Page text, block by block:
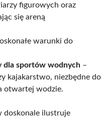
figurowych oraz
się areną
warunki do
dla sportów wodnych –
kajakarstwo, niezbędne do
otwartej wodzie.
doskonale ilustruje